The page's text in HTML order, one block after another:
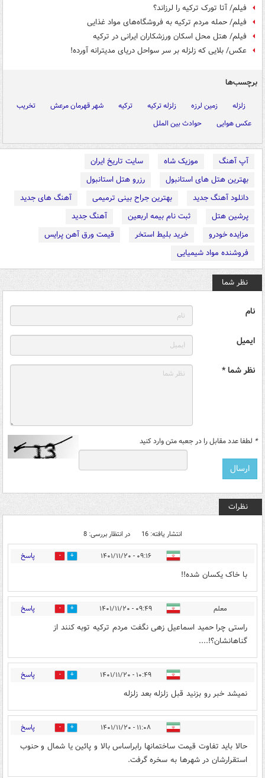
فیلم/ آتا تورک ترکیه را لرزاند؟
فیلم/ حمله مردم ترکیه به فروشگاه‌های مواد غذایی
فیلم/ هتل محل اسکان ورزشکاران ایرانی در ترکیه
عکس/ بلایی که زلزله بر سر سواحل دریای مدیترانه آورده!
برچسب‌ها
زلزله زمین لرزه زلزله ترکیه ترکیه شهر قهرمان مرعش
تخریب
عکس هوایی
حوادث بین الملل
آپ آهنگ موزیک شاه
سایت تاریخ ایران
بهترین هتل های استانبول
رزرو هتل استانبول
دانلود آهنگ جدید
بهترین جراح بینی ترمیمی
آهنگ های جدید
پرشین هتل
ثبت نام بیمه اربعین
آهنگ جدید
مزایده خودرو
خرید بلیط استخر
قیمت ورق آهن پرایس
فروشنده مواد شیمیایی
نظر شما
نام
ایمیل
نظر شما *
* لطفا عدد مقابل را در جعبه متن وارد کنید
نظرات
انتشار یافته: 16 در انتظار بررسی: 8
۰۹:۱۶ - ۱۴۰۱/۱۱/۲۰ 15 پاسخ
با خاک یکسان شده!!
معلم ۰۹:۴۹ - ۱۴۰۱/۱۱/۲۰ 19 پاسخ
راستی چرا حمید اسماعیل زهی نگفت مردم ترکیه توبه کنند از
گناهانشان؟!....
۱۰:۴۹ - ۱۴۰۱/۱۱/۲۰ 1 پاسخ
نمیشد خبر رو بزنید قبل زلزله بعد زلزله
۱۱:۰۸ - ۱۴۰۱/۱۱/۲۰ 4 پاسخ
حالا باید تفاوت قیمت ساختمانها رابراساس بالا و پائین یا شمال و حنوب
استقرارشان در شهرها به سخره گرفت.